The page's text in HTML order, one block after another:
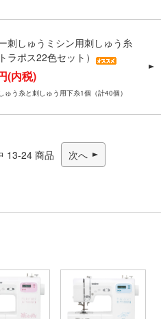
刺しゅうミシン用刺しゅう糸
ラポス22色セット）
(内税)
ゅう糸と刺しゅう用下糸1個（計40個）
13-24 商品 次へ